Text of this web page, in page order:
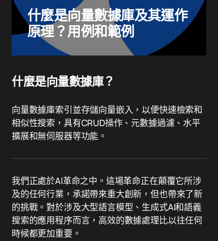
什麼是向量數據庫及其運作
原理？用例和範例
什麼是向量數據庫？
向量數據庫索引並存儲向量嵌入，以便快速檢索和
相似性搜索，具有CRUD操作、元數據過濾、水平
擴展和無伺服器等功能。
我們正處於AI革命之中。這場革命正在顛覆它所涉
及的任何行業，承諾帶來重大創新，但也帶來了新
的挑戰。對於涉及大型語言模型、生成式AI和語義
搜索的應用程序而言，高效的數據處理比以往任何
時候都更加重要。